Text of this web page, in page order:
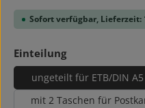
Sofort verfügbar, Lieferzeit:
Einteilungauswählen
ungeteilt für ETB/DIN A5
mit 2 Taschen für